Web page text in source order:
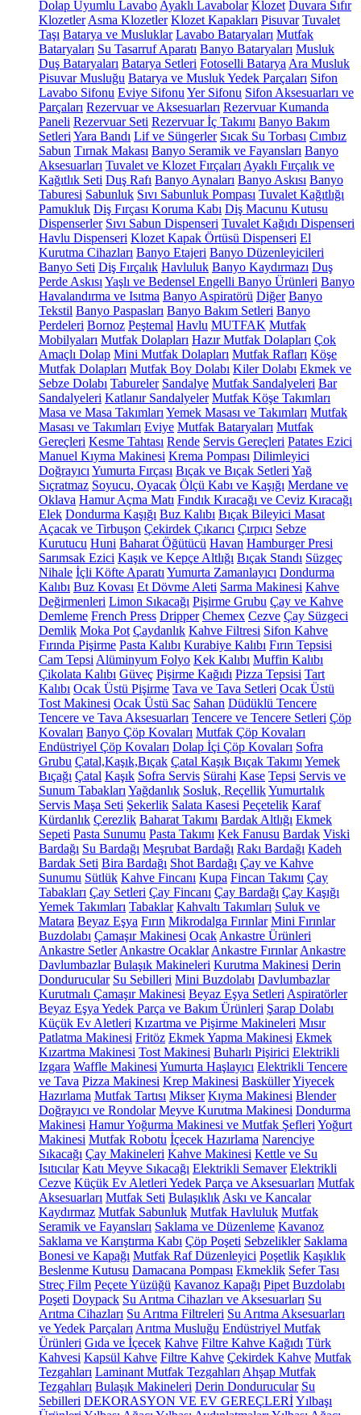
Dolap Uyumlu Lavabo Ayaklı Lavabolar Klozet Duvara Sıfır
Klozetler Asma Klozetler Klozet Kapakları Pisuvar Tuvalet
Taşı Batarya ve Musluklar Lavabo Bataryaları Mutfak
Bataryaları Su Tasarruf Aparatı Banyo Bataryaları Musluk
Duş Bataryaları Batarya Setleri Fotoselli Batarya Ara Musluk
Pisuvar Musluğu Batarya ve Musluk Yedek Parçaları Sifon
Lavabo Sifonu Eviye Sifonu Yer Sifonu Sifon Aksesuarları ve
Parçaları Rezervuar ve Aksesuarları Rezervuar Kumanda
Paneli Rezervuar Seti Rezervuar İç Takımı Banyo Bakım
Setleri Yara Bandı Lif ve Süngerler Sıcak Su Torbası Cımbız
Sabun Tırnak Makası Banyo Seramik ve Fayansları Banyo
Aksesuarları Tuvalet ve Klozet Fırçaları Ayaklı Fırçalık ve
Kağıtlık Seti Duş Rafı Banyo Aynaları Banyo Askısı Banyo
Taburesi Sabunluk Sıvı Sabunluk Pompası Tuvalet Kağıtlığı
Pamukluk Diş Fırçası Koruma Kabı Diş Macunu Kutusu
Dispenserler Sıvı Sabun Dispenseri Tuvalet Kağıdı Dispenseri
Havlu Dispenseri Klozet Kapak Örtüsü Dispenseri El
Kurutma Cihazları Banyo Etajeri Banyo Düzenleyicileri
Banyo Seti Diş Fırçalık Havluluk Banyo Kaydırmazı Duş
Perde Askısı Yaşlı ve Bedensel Engelli Banyo Ürünleri Banyo
Havalandırma ve Isıtma Banyo Aspiratörü Diğer Banyo
Tekstil Banyo Paspasları Banyo Bakım Setleri Banyo
Perdeleri Bornoz Peştemal Havlu MUTFAK Mutfak
Mobilyaları Mutfak Dolapları Hazır Mutfak Dolapları Çok
Amaçlı Dolap Mini Mutfak Dolapları Mutfak Rafları Köşe
Mutfak Dolapları Mutfak Boy Dolabı Kiler Dolabı Ekmek ve
Sebze Dolabı Tabureler Sandalye Mutfak Sandalyeleri Bar
Sandalyeleri Katlanır Sandalyeler Mutfak Köşe Takımları
Masa ve Masa Takımları Yemek Masası ve Takımları Mutfak
Masası ve Takımları Eviye Mutfak Bataryaları Mutfak
Gereçleri Kesme Tahtası Rende Servis Gereçleri Patates Ezici
Manuel Kıyma Makinesi Krema Pompası Dilimleyici
Doğrayıcı Yumurta Fırçası Bıçak ve Bıçak Setleri Yağ
Sıçratmaz Soyucu, Oyacak Ölçü Kabı ve Kaşığı Merdane ve
Oklava Hamur Açma Matı Fındık Kıracağı ve Ceviz Kıracağı
Elek Dondurma Kaşığı Buz Kalıbı Bıçak Bileyici Masat
Açacak ve Tirbuşon Çekirdek Çıkarıcı Çırpıcı Sebze
Kurutucu Huni Baharat Öğütücü Havan Hamburger Presi
Sarımsak Ezici Kaşık ve Kepçe Altlığı Bıçak Standı Süzgeç
Nihale İçli Köfte Aparatı Yumurta Zamanlayıcı Dondurma
Kalıbı Buz Kovası Et Dövme Aleti Sarma Makinesi Kahve
Değirmenleri Limon Sıkacağı Pişirme Grubu Çay ve Kahve
Demleme French Press Dripper Chemex Cezve Çay Süzgeci
Demlik Moka Pot Çaydanlık Kahve Filtresi Sifon Kahve
Fırında Pişirme Pasta Kalıbı Kurabiye Kalıbı Fırın Tepsisi
Cam Tepsi Alüminyum Folyo Kek Kalıbı Muffin Kalıbı
Çikolata Kalıbı Güveç Pişirme Kağıdı Pizza Tepsisi Tart
Kalıbı Ocak Üstü Pişirme Tava ve Tava Setleri Ocak Üstü
Tost Makinesi Ocak Üstü Sac Sahan Düdüklü Tencere
Tencere ve Tava Aksesuarları Tencere ve Tencere Setleri Çöp
Kovaları Banyo Çöp Kovaları Mutfak Çöp Kovaları
Endüstriyel Çöp Kovaları Dolap İçi Çöp Kovaları Sofra
Grubu Çatal,Kaşık,Bıçak Çatal Kaşık Bıçak Takımı Yemek
Bıçağı Çatal Kaşık Sofra Servis Sürahi Kase Tepsi Servis ve
Sunum Tabakları Yağdanlık Sosluk, ReçellikYumurtalık
Servis Maşa Seti Şekerlik Salata Kasesi Peçetelik Karaf
Kürdanlık Çerezlik Baharat Takımı Bardak Altlığı Ekmek
Sepeti Pasta Sunumu Pasta Takımı Kek Fanusu Bardak Viski
Bardağı Su Bardağı Meşrubat Bardağı Rakı Bardağı Kadeh
Bardak Seti Bira Bardağı Shot Bardağı Çay ve Kahve
Sunumu Sütlük Kahve Fincanı Kupa Fincan Takımı Çay
Tabakları Çay Setleri Çay Fincanı Çay Bardağı Çay Kaşığı
Yemek Takımları Tabaklar Kahvaltı Takımları Suluk ve
Matara Beyaz Eşya Fırın Mikrodalga Fırınlar Mini Fırınlar
Buzdolabı Çamaşır Makinesi Ocak Ankastre Ürünleri
Ankastre Setler Ankastre Ocaklar Ankastre Fırınlar Ankastre
Davlumbazlar Bulaşık Makineleri Kurutma Makinesi Derin
Dondurucular Su Sebilleri Mini Buzdolabı Davlumbazlar
Kurutmalı Çamaşır Makinesi Beyaz Eşya Setleri Aspiratörler
Beyaz Eşya Yedek Parça ve Bakım Ürünleri Şarap Dolabı
Küçük Ev Aletleri Kızartma ve Pişirme Makineleri Mısır
Patlatma Makinesi Fritöz Ekmek Yapma Makinesi Ekmek
Kızartma Makinesi Tost Makinesi Buharlı Pişirici Elektrikli
Izgara Waffle Makinesi Yumurta Haşlayıcı Elektrikli Tencere
ve Tava Pizza Makinesi Krep Makinesi BasküllerYiyecek
Hazırlama Mutfak Tartısı Mikser Kıyma Makinesi Blender
Doğrayıcı ve Rondolar Meyve Kurutma Makinesi Dondurma
Makinesi Hamur Yoğurma Makinesi ve Mutfak Şefleri Yoğurt
Makinesi Mutfak Robotu İçecek Hazırlama Narenciye
Sıkacağı Çay Makineleri Kahve Makinesi Kettle ve Su
Isıtıcılar Katı Meyve Sıkacağı Elektrikli Semaver Elektrikli
Cezve Küçük Ev Aletleri Yedek Parça ve Aksesuarları Mutfak
Aksesuarları Mutfak Seti Bulaşıklık Askı ve Kancalar
Kaydırmaz Mutfak Sabunluk Mutfak Havluluk Mutfak
Seramik ve Fayansları Saklama ve Düzenleme Kavanoz
Saklama ve Karıştırma Kabı Çöp Poşeti Sebzelikler Saklama
Bonesi ve Kapağı Mutfak Raf Düzenleyici Poşetlik Kaşıklık
Beslenme Kutusu Damacana Pompası Ekmeklik Sefer Tası
Streç Film Peçete Yüzüğü Kavanoz Kapağı Pipet Buzdolabı
Poşeti Doypack Su Arıtma Cihazları ve Aksesuarları Su
Arıtma Cihazları Su Arıtma Filtreleri Su Arıtma Aksesuarları
ve Yedek Parçaları Arıtma Musluğu Endüstriyel Mutfak
Ürünleri Gıda ve İçecek Kahve Filtre Kahve Kağıdı Türk
Kahvesi Kapsül Kahve Filtre Kahve Çekirdek Kahve Mutfak
Tezgahları Laminant Mutfak Tezgahları Ahşap Mutfak
Tezgahları Bulaşık Makineleri Derin Dondurucular Su
Sebilleri DEKORASYON VE EV GEREÇLERİYılbaşı